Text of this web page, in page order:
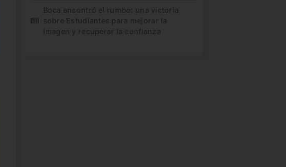
Boca encontró el rumbo: una victoria
sobre Estudiantes para mejorar la
imagen y recuperar la confianza